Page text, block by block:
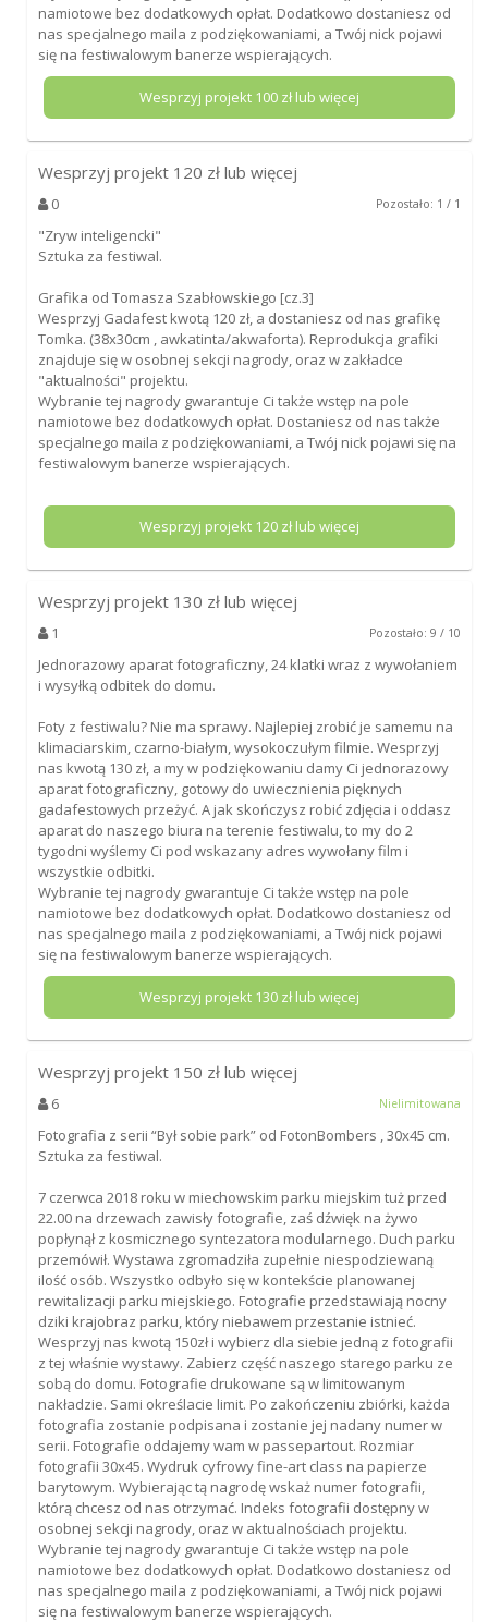
namiotowe bez dodatkowych opłat. Dodatkowo dostaniesz od
nas specjalnego maila z podziękowaniami, a Twój nick pojawi
się na festiwalowym banerze wspierających.
Wesprzyj projekt 100zł lub więcej
Wesprzyj projekt 120 zł lub więcej
0 Pozostało: 1 / 1
"Zryw inteligencki"
Sztuka za festiwal.
Grafika od Tomasza Szabłowskiego [cz.3]
Wesprzyj Gadafest kwotą 120 zł, a dostaniesz od nas grafikę
Tomka. (38x30cm , awkatinta/akwaforta). Reprodukcja grafiki
znajduje się w osobnej sekcji nagrody, oraz w zakładce
"aktualności" projektu.
Wybranie tej nagrody gwarantuje Ci także wstęp na pole
namiotowe bez dodatkowych opłat. Dostaniesz od nas także
specjalnego maila z podziękowaniami, a Twój nick pojawi się na
festiwalowym banerze wspierających.
Wesprzyj projekt 120zł lub więcej
Wesprzyj projekt 130 zł lub więcej
1 Pozostało: 9 / 10
Jednorazowy aparat fotograficzny, 24 klatki wraz z wywołaniem
i wysyłką odbitek do domu.
Foty z festiwalu? Nie ma sprawy. Najlepiej zrobić je samemu na
klimaciarskim, czarno-białym, wysokoczułym filmie. Wesprzyj
nas kwotą 130 zł, a my w podziękowaniu damy Ci jednorazowy
aparat fotograficzny, gotowy do uwiecznienia pięknych
gadafestowych przeżyć. A jak skończysz robić zdjęcia i oddasz
aparat do naszego biura na terenie festiwalu, to my do 2
tygodni wyślemy Ci pod wskazany adres wywołany film i
wszystkie odbitki.
Wybranie tej nagrody gwarantuje Ci także wstęp na pole
namiotowe bez dodatkowych opłat. Dodatkowo dostaniesz od
nas specjalnego maila z podziękowaniami, a Twój nick pojawi
się na festiwalowym banerze wspierających.
Wesprzyj projekt 130zł lub więcej
Wesprzyj projekt 150 zł lub więcej
6 Nielimitowana
Fotografia z serii “Był sobie park” od FotonBombers , 30x45 cm.
Sztuka za festiwal.
7 czerwca 2018 roku w miechowskim parku miejskim tuż przed
22.00 na drzewach zawisły fotografie, zaś dźwięk na żywo
popłynął z kosmicznego syntezatora modularnego. Duch parku
przemówił. Wystawa zgromadziła zupełnie niespodziewaną
ilość osób. Wszystko odbyło się w kontekście planowanej
rewitalizacji parku miejskiego. Fotografie przedstawiają nocny
dziki krajobraz parku, który niebawem przestanie istnieć.
Wesprzyj nas kwotą 150zł i wybierz dla siebie jedną z fotografii
z tej właśnie wystawy. Zabierz część naszego starego parku ze
sobą do domu. Fotografie drukowane są w limitowanym
nakładzie. Sami określacie limit. Po zakończeniu zbiórki, każda
fotografia zostanie podpisana i zostanie jej nadany numer w
serii. Fotografie oddajemy wam w passepartout. Rozmiar
fotografii 30x45. Wydruk cyfrowy fine-art class na papierze
barytowym. Wybierając tą nagrodę wskaż numer fotografii,
którą chcesz od nas otrzymać. Indeks fotografii dostępny w
osobnej sekcji nagrody, oraz w aktualnościach projektu.
Wybranie tej nagrody gwarantuje Ci także wstęp na pole
namiotowe bez dodatkowych opłat. Dodatkowo dostaniesz od
nas specjalnego maila z podziękowaniami, a Twój nick pojawi
się na festiwalowym banerze wspierających.